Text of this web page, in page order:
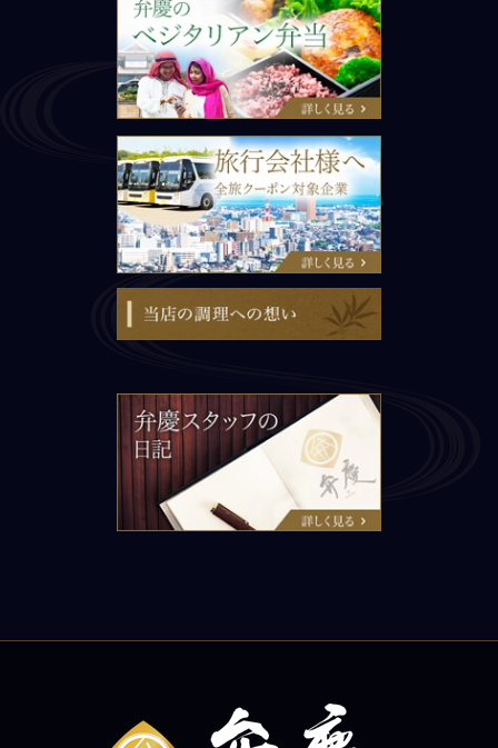
旅行会社様へ
当店の調理への想い
弁慶スタッフの日記